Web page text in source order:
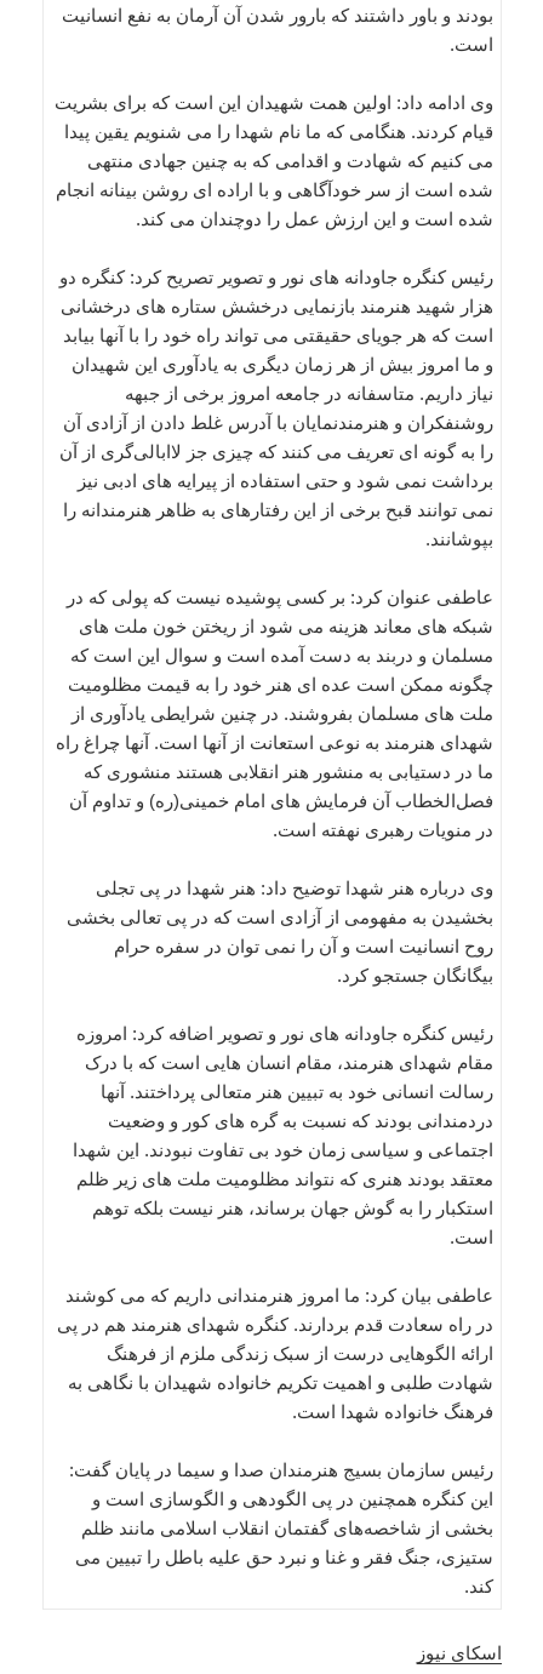
بودند و باور داشتند که بارور شدن آن آرمان به نفع انسانیت
است.
وی ادامه داد: اولین همت شهیدان این است که برای بشریت
قیام کردند. هنگامی که ما نام شهدا را می شنویم یقین پیدا
می کنیم که شهادت و اقدامی که به چنین جهادی منتهی
شده است از سر خودآگاهی و با اراده ای روشن بینانه انجام
شده است و این ارزش عمل را دوچندان می کند.
رئیس کنگره جاودانه های نور و تصویر تصریح کرد: کنگره دو
هزار شهید هنرمند بازنمایی درخشش ستاره های درخشانی
است که هر جویای حقیقتی می تواند راه خود را با آنها بیابد
و ما امروز بیش از هر زمان دیگری به یادآوری این شهیدان
نیاز داریم. متاسفانه در جامعه امروز برخی از جبهه
روشنفکران و هنرمندنمایان با آدرس غلط دادن از آزادی آن
را به گونه ای تعریف می کنند که چیزی جز لاابالی‌گری از آن
برداشت نمی شود و حتی استفاده از پیرایه های ادبی نیز
نمی توانند قبح برخی از این رفتارهای به ظاهر هنرمندانه را
بپوشانند.
عاطفی عنوان کرد: بر کسی پوشیده نیست که پولی که در
شبکه های معاند هزینه می شود از ریختن خون ملت های
مسلمان و دربند به دست آمده است و سوال این است که
چگونه ممکن است عده ای هنر خود را به قیمت مظلومیت
ملت های مسلمان بفروشند. در چنین شرایطی یادآوری از
شهدای هنرمند به نوعی استعانت از آنها است. آنها چراغ راه
ما در دستیابی به منشور هنر انقلابی هستند منشوری که
فصل‌الخطاب آن فرمایش های امام خمینی(ره) و تداوم آن
در منویات رهبری نهفته است.
وی درباره هنر شهدا توضیح داد: هنر شهدا در پی تجلی
بخشیدن به مفهومی از آزادی است که در پی تعالی بخشی
روح انسانیت است و آن را نمی توان در سفره حرام
بیگانگان جستجو کرد.
رئیس کنگره جاودانه های نور و تصویر اضافه کرد: امروزه
مقام شهدای هنرمند، مقام انسان هایی است که با درک
رسالت انسانی خود به تبیین هنر متعالی پرداختند. آنها
دردمندانی بودند که نسبت به گره های کور و وضعیت
اجتماعی و سیاسی زمان خود بی تفاوت نبودند. این شهدا
معتقد بودند هنری که نتواند مظلومیت ملت های زیر ظلم
استکبار را به گوش جهان برساند، هنر نیست بلکه توهم
است.
عاطفی بیان کرد: ما امروز هنرمندانی داریم که می کوشند
در راه سعادت قدم بردارند. کنگره شهدای هنرمند هم در پی
ارائه الگوهایی درست از سبک زندگی ملزم از فرهنگ
شهادت طلبی و اهمیت تکریم خانواده شهیدان با نگاهی به
فرهنگ خانواده شهدا است.
رئیس سازمان بسیج هنرمندان صدا و سیما در پایان گفت:
این کنگره همچنین در پی الگودهی و الگوسازی است و
بخشی از شاخصه‌های گفتمان انقلاب اسلامی مانند ظلم
ستیزی، جنگ فقر و غنا و نبرد حق علیه باطل را تبیین می
کند.
اسکای نیوز